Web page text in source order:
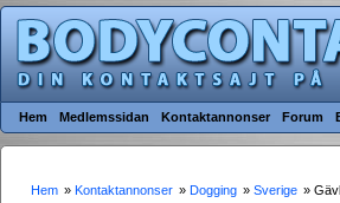
Hem Medlemssidan Kontaktannonser Forum
Hem » Kontaktannonser » Dogging » Sverige »